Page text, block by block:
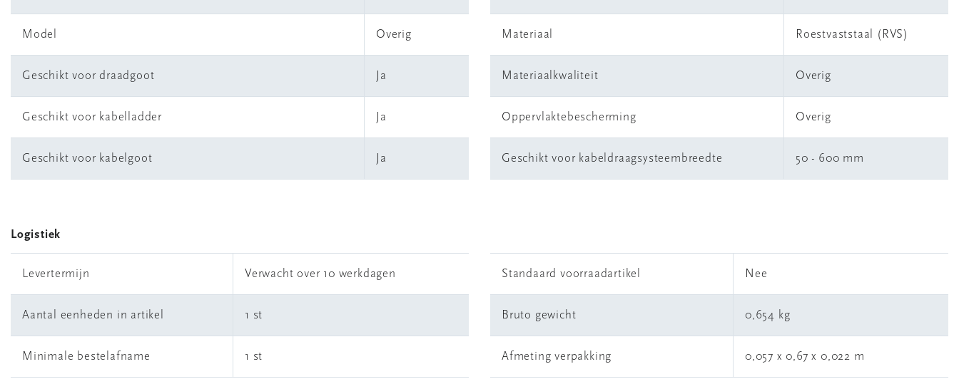
Model Overig
Geschikt voor draadgoot Ja
Geschikt voor kabelladder Ja
Geschikt voor kabelgoot Ja
Materiaal Roestvaststaal (RVS)
Materiaalkwaliteit Overig
Oppervlaktebescherming Overig
Geschikt voor kabeldraagsysteembreedte 50 - 600 mm
Logistiek
Levertermijn Verwacht over 10 werkdagen
Aantal eenheden in artikel 1 st
Minimale bestelafname 1 st
Standaard voorraadartikel Nee
Bruto gewicht 0,654 kg
Afmeting verpakking 0,057 x 0,67 x 0,022 m